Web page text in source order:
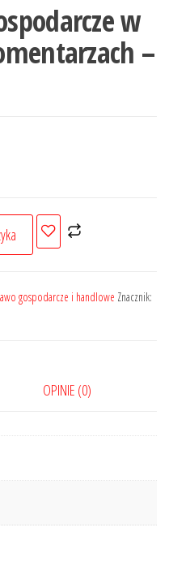
w
–
gospodarcze i handlowe Znacznik:
OPINIE (0)